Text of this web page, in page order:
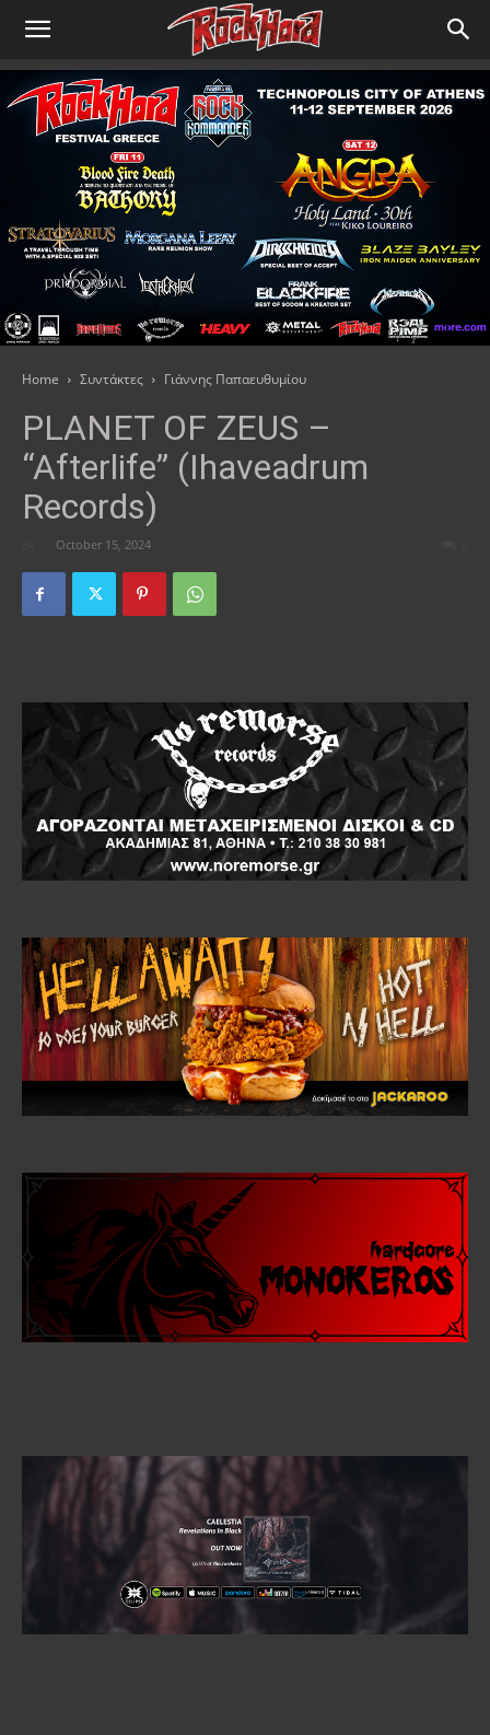
Home Συντάκτες Γιάννης Παπαευθυμίου
PLANET OF ZEUS –
“Afterlife” (Ihaveadrum
Records)
October 15, 2024